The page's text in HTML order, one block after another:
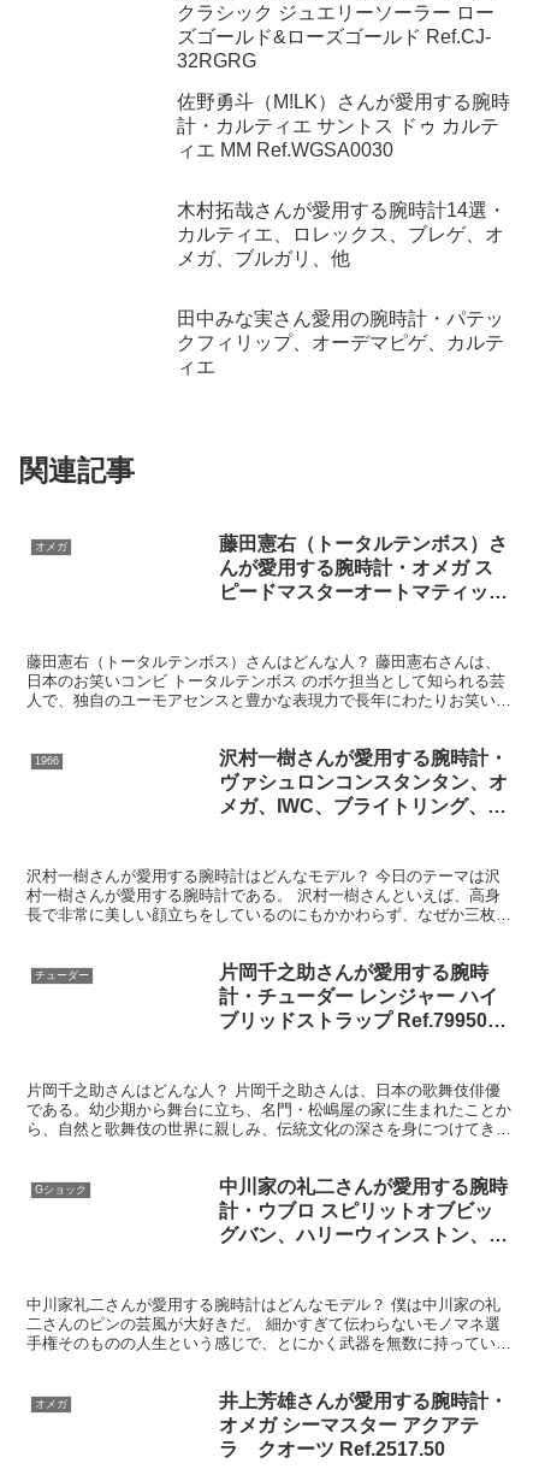
クラシック ジュエリーソーラー ロー
ズゴールド&ローズゴールド Ref.CJ-
32RGRG
佐野勇斗（M!LK）さんが愛用する腕時
計・カルティエ サントス ドゥ カルテ
ィエ MM Ref.WGSA0030
木村拓哉さんが愛用する腕時計14選・
カルティエ、ロレックス、ブレゲ、オ
メガ、ブルガリ、他
田中みな実さん愛用の腕時計・パテッ
クフィリップ、オーデマピゲ、カルテ
ィエ
関連記事
オメガ
藤田憲右（トータルテンボス）さ
んが愛用する腕時計・オメガ ス
ピードマスターオートマティック
藤田憲右（トータルテンボス）さんはどんな人？ 藤田憲右さんは、
日本のお笑いコンビ トータルテンボス のボケ担当として知られる芸
人で、独自のユーモアセンスと豊かな表現力で長年にわたりお笑い界
1966
沢村一樹さんが愛用する腕時計・
ヴァシュロンコンスタンタン、オ
メガ、IWC、ブライトリング、ゼ
沢村一樹さんが愛用する腕時計はどんなモデル？ 今日のテーマは沢
村一樹さんが愛用する腕時計である。 沢村一樹さんといえば、高身
長で非常に美しい顔立ちをしているのにもかかわらず、なぜか三枚目
チューダー
片岡千之助さんが愛用する腕時
計・チューダー レンジャー ハイ
ブリッドストラップ Ref.79950-
片岡千之助さんはどんな人？ 片岡千之助さんは、日本の歌舞伎俳優
である。幼少期から舞台に立ち、名門・松嶋屋の家に生まれたことか
ら、自然と歌舞伎の世界に親しみ、伝統文化の深さを身につけてき
Gショック
中川家の礼二さんが愛用する腕時
計・ウブロ スピリットオブビッ
グバン、ハリーウィンストン、カ
中川家礼二さんが愛用する腕時計はどんなモデル？ 僕は中川家の礼
二さんのピンの芸風が大好きだ。 細かすぎて伝わらないモノマネ選
手権そのものの人生という感じで、とにかく武器を無数に持っている
オメガ
井上芳雄さんが愛用する腕時計・
オメガ シーマスター アクアテ
ラ クオーツ Ref.2517.50